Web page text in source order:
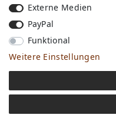
Externe Medien
PayPal
Funktional
Weitere Einstellungen